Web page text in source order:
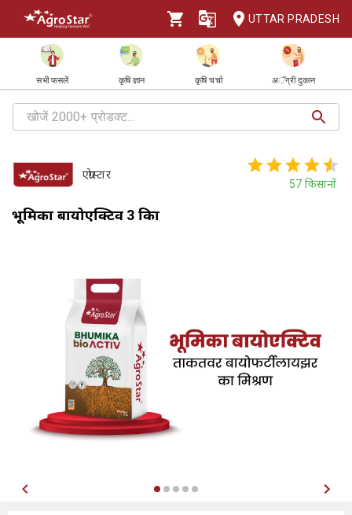
UTTAR PRADESH
सभी फसलें कृषि ज्ञान कृषि चर्चा अॅग्री दुकान
एग्रोस्टार
57 किसानों
भूमिका बायोएक्टिव 3 किग्रा